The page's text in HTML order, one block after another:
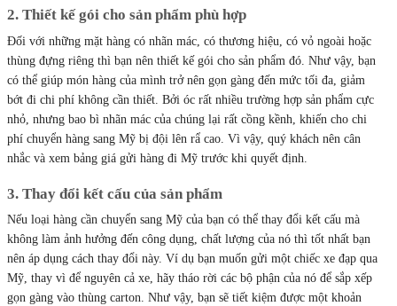
2. Thiết kế gói cho sản phẩm phù hợp
Đối với những mặt hàng có nhãn mác, có thương hiệu, có vỏ ngoài hoặc
thùng đựng riêng thì bạn nên thiết kế gói cho sản phẩm đó. Như vậy, bạn
có thể giúp món hàng của mình trở nên gọn gàng đến mức tối đa, giảm
bớt đi chi phí không cần thiết. Bởi óc rất nhiều trường hợp sản phẩm cực
nhỏ, nhưng bao bì nhãn mác của chúng lại rất cồng kềnh, khiến cho chi
phí chuyển hàng sang Mỹ bị đội lên rẩ cao. Vì vậy, quý khách nên cân
nhắc và xem bảng giá gửi hàng đi Mỹ trước khi quyết định.
3. Thay đổi kết cấu của sản phẩm
Nếu loại hàng cần chuyển sang Mỹ của bạn có thể thay đổi kết cấu mà
không làm ảnh hưởng đến công dụng, chất lượng của nó thì tốt nhất bạn
nên áp dụng cách thay đổi này. Ví dụ bạn muốn gửi một chiếc xe đạp qua
Mỹ, thay vì để nguyên cả xe, hãy tháo rời các bộ phận của nó để sắp xếp
gọn gàng vào thùng carton. Như vậy, bạn sẽ tiết kiệm được một khoản